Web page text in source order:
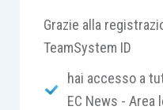
Il tribunale,
nella consulenza
domanda proposta
condanna del medico
Grazie alla
TeamSystem ID
hai accesso a
EC News - Area